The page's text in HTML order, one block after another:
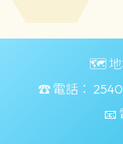
🗺️ 地
☎️ 電話：
📧